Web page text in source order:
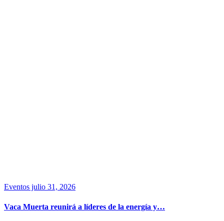
Eventos julio 31, 2026
Vaca Muerta reunirá a líderes de la energía y…